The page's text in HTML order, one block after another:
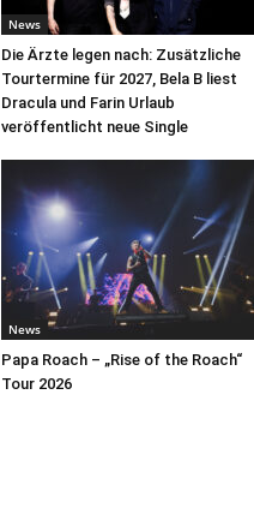
News
Die Ärzte legen nach: Zusätzliche
Tourtermine für 2027, Bela B liest
Dracula und Farin Urlaub
veröffentlicht neue Single
News
Papa Roach – „Rise of the Roach“
Tour 2026